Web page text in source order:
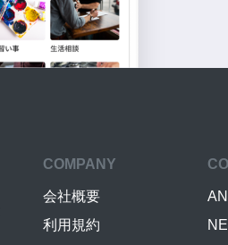
COMPANY
会社概要
利用規約